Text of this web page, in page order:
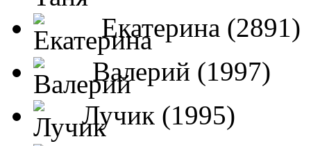
Екатерина (2891)
Валерий (1997)
Лучик (1995)